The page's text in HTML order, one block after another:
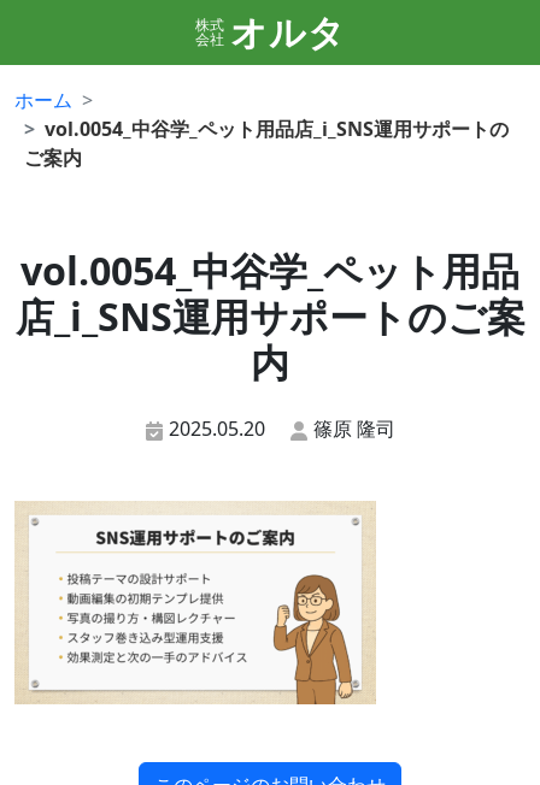
株式
会社 オルタ
ホーム
vol.0054_中谷学_ペット用品店_i_SNS運用サポートの
ご案内
vol.0054_中谷学_ペット用品
店_i_SNS運用サポートのご案
内
2025.05.20 篠原 隆司